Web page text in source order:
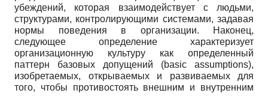
убеждений, которая взаимодействует с людьми,
структурами, контролирующими системами, задавая
нормы поведения в организации. Наконец,
следующее определение характеризует
организационную культуру как определенный
паттерн базовых допущений (basic assumptions),
изобретаемых, открываемых и развиваемых для
того, чтобы противостоять внешним и внутренним